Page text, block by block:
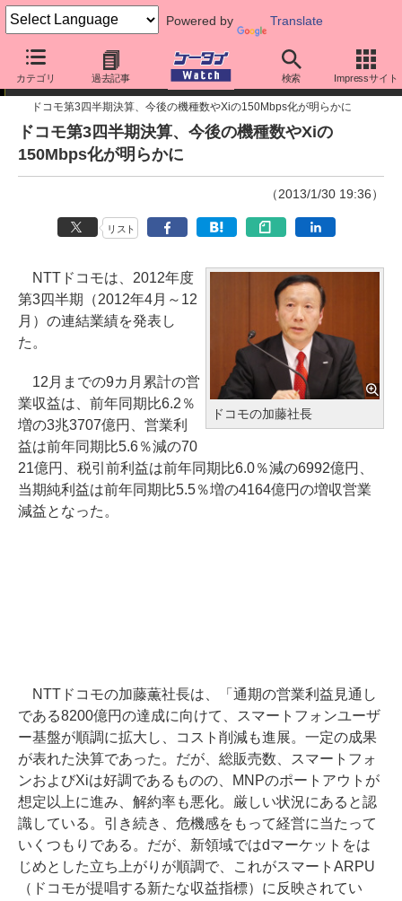
Powered by Translate
カテゴリ 過去記事 検索 Impressサイト
ニュース
ドコモ第3四半期決算、今後の機種数やXiの150Mbps化が明らかに
ドコモ第3四半期決算、今後の機種数やXiの
150Mbps化が明らかに
（2013/1/30 19:36）
リスト
ドコモの加藤社長
NTTドコモは、2012年度
第3四半期（2012年4月～12
月）の連結業績を発表し
た。
12月までの9カ月累計の営
業収益は、前年同期比6.2％
増の3兆3707億円、営業利
益は前年同期比5.6％減の70
21億円、税引前利益は前年同期比6.0％減の6992億円、
当期純利益は前年同期比5.5％増の4164億円の増収営業
減益となった。
NTTドコモの加藤薫社長は、「通期の営業利益見通し
である8200億円の達成に向けて、スマートフォンユーザ
ー基盤が順調に拡大し、コスト削減も進展。一定の成果
が表れた決算であった。だが、総販売数、スマートフォ
ンおよびXiは好調であるものの、MNPのポートアウトが
想定以上に進み、解約率も悪化。厳しい状況にあると認
識している。引き続き、危機感をもって経営に当たって
いくつもりである。だが、新領域ではdマーケットをは
じめとした立ち上がりが順調で、これがスマートARPU
（ドコモが提唱する新たな収益指標）に反映されてい